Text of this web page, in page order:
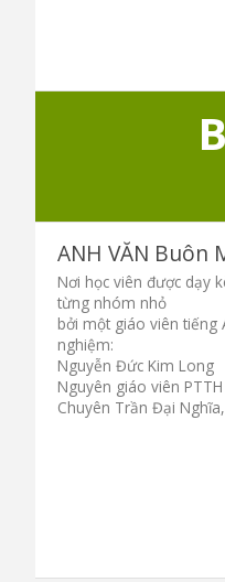
ANH VĂN Buôn
Nơi học viên được dạy
từng nhóm nhỏ
bởi một giáo viên tiếng
nghiệm:
Nguyễn Đức Kim Long
Nguyên giáo viên
Chuyên Trần Đại